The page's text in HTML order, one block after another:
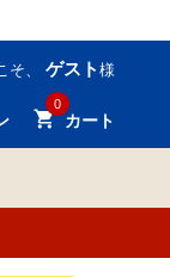
そ、 ゲスト 様
0
カート